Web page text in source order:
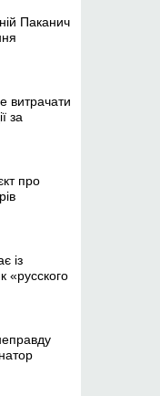
Паканич
витрачати
за
про
із
«русского